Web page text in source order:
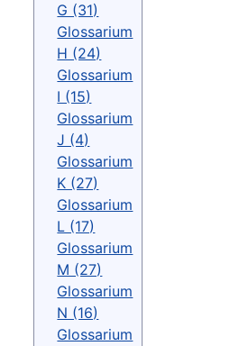
G (31)
Glossarium
H (24)
Glossarium
I (15)
Glossarium
J (4)
Glossarium
K (27)
Glossarium
L (17)
Glossarium
M (27)
Glossarium
N (16)
Glossarium